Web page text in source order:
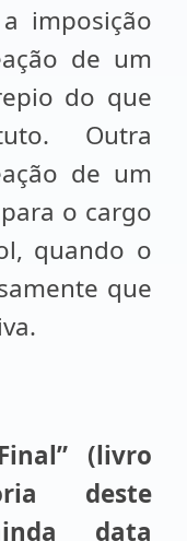
imposição
de um
do que
Outra
de um
o cargo
quando o
que
(livro
deste
data